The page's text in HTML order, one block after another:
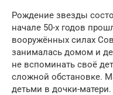
Рождение звезды
начале 50-х годов
вооружённых силах
занималась домом и
не вспоминать своё
сложной обстановке.
детьми в дочки-